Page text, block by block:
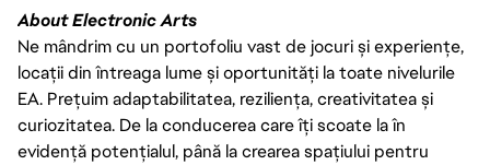
About Electronic Arts
Ne mândrim cu un portofoliu vast de jocuri și experiențe,
locații din întreaga lume și oportunități la toate nivelurile
EA. Prețuim adaptabilitatea, reziliența, creativitatea și
curiozitatea. De la conducerea care îți scoate la în
evidență potențialul, până la crearea spațiului pentru